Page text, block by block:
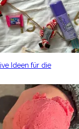
Ideen für die